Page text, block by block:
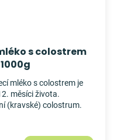
s colostrem
mléko s colostrem je
měsíci života.
(kravské) colostrum.